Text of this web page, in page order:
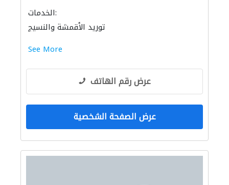
الخدمات:
توريد الأقمشة والنسيج
See More
عرض رقم الهاتف
عرض الصفحة الشخصية